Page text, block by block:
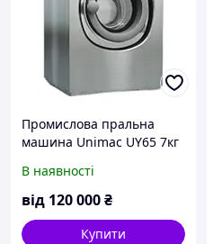
Промислова пральна
машина Unimac UY65 7кг
В наявності
від 120 000₴
Купити